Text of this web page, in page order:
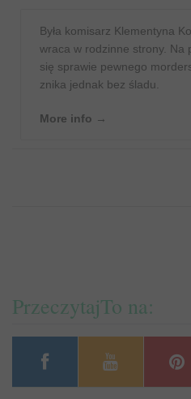
Była komisarz Klementyna
wraca w rodzinne strony. Na
się sprawie pewnego
znika jednak bez śladu.
More info →
PrzeczytajTo na: